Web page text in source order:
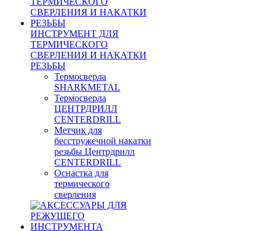
ИНСТРУМЕНТ ДЛЯ
ТЕРМИЧЕСКОГО
СВЕРЛЕНИЯ И НАКАТКИ
РЕЗЬБЫ
Термосверла
SHARKMETAL
Термосверла
ЦЕНТРДРИЛЛ
CENTERDRILL
Метчик для
бесстружечной накатки
резьбы Центрдрилл
CENTERDRILL
Оснастка для
термического
сверления